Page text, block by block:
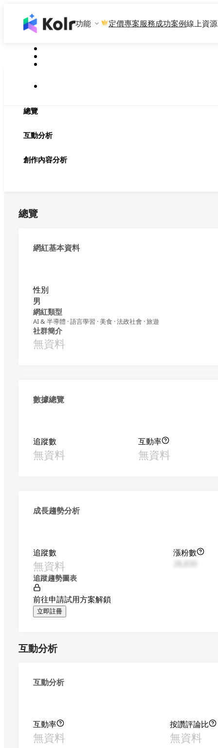
功能 定價專案服務成功案例線上資源
總覽
互動分析
創作內容分析
總覽
網紅基本資料
性別
男
網紅類型
AI & 半導體 · 語言學習 · 美食 · 法政社會 · 旅遊
社群簡介
無資料
數據總覽
追蹤數
無資料
互動率
無資料
成長趨勢分析
追蹤數
無資料
漲粉數
追蹤趨勢圖表
前往申請試用方案解鎖
立即註冊
互動分析
互動分析
互動率
無資料
按讚評論比
無資料